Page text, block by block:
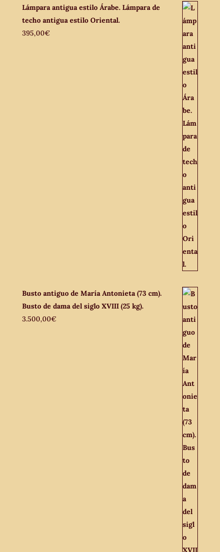
Lámpara antigua estilo Árabe. Lámpara de
techo antigua estilo Oriental.
395,00€
Busto antiguo de María Antonieta (73 cm).
Busto de dama del siglo XVIII (25 kg).
3.500,00€